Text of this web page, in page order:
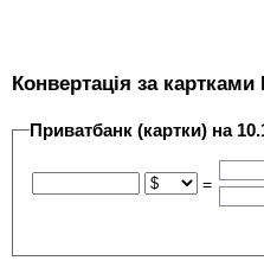
Конвертація за
Приватбанк (картки) на
=